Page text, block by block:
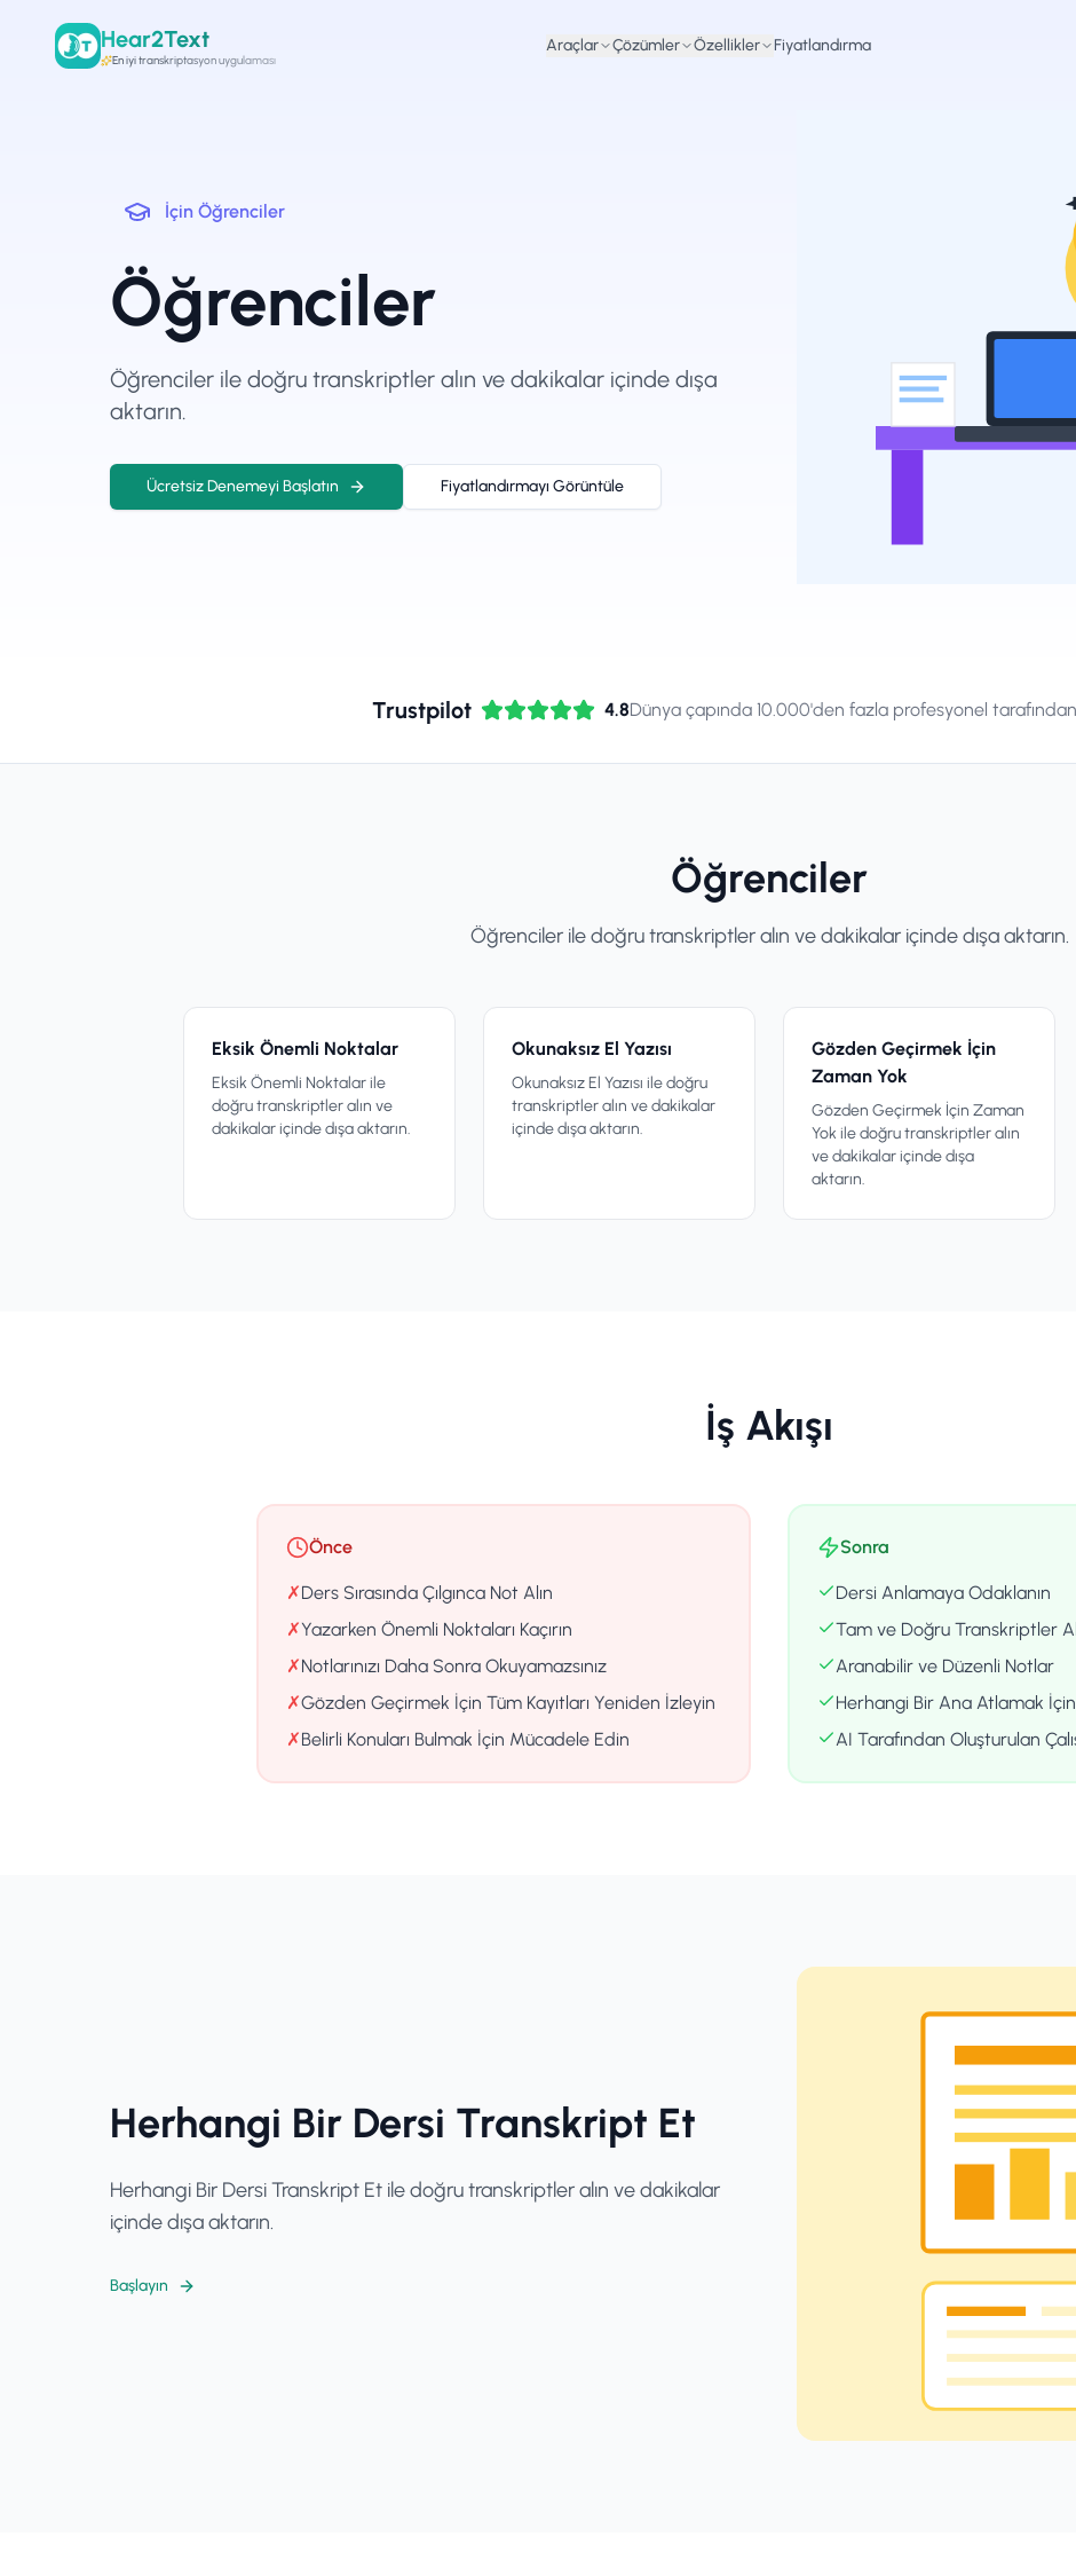
Hear2Text
En iyi transkriptasyon uygulaması
Araçlar Çözümler Özellikler Fiyatlandırma
İçin Öğrenciler
Öğrenciler
Öğrenciler ile doğru transkriptler alın ve dakikalar içinde dışa
aktarın.
Ücretsiz Denemeyi Başlatın Fiyatlandırmayı Görüntüle
Trustpilot 4.8Dünya çapında 10.000'den fazla profesyonel
Öğrenciler
Öğrenciler ile doğru transkriptler alın ve dakikalar içinde dışa aktarın.
Eksik Önemli Noktalar
Eksik Önemli Noktalar ile
doğru transkriptler alın ve
dakikalar içinde dışa aktarın.
Okunaksız El Yazısı
Okunaksız El Yazısı ile doğru
transkriptler alın ve dakikalar
içinde dışa aktarın.
Gözden Geçirmek İçin
Zaman Yok
Gözden Geçirmek İçin Zaman
Yok ile doğru transkriptler alın
ve dakikalar içinde dışa
aktarın.
İş Akışı
Önce
✗Ders Sırasında Çılgınca Not Alın
✗Yazarken Önemli Noktaları Kaçırın
✗Notlarınızı Daha Sonra Okuyamazsınız
✗Gözden Geçirmek İçin Tüm Kayıtları Yeniden İzleyin
✗Belirli Konuları Bulmak İçin Mücadele Edin
Sonra
Dersi Anlamaya Odaklanın
Tam ve Doğru Transkriptler
Aranabilir ve Düzenli Notlar
Herhangi Bir Ana Atlamak İçin
AI Tarafından Oluşturulan
Herhangi Bir Dersi Transkript Et
Herhangi Bir Dersi Transkript Et ile doğru transkriptler alın ve dakikalar
içinde dışa aktarın.
Başlayın